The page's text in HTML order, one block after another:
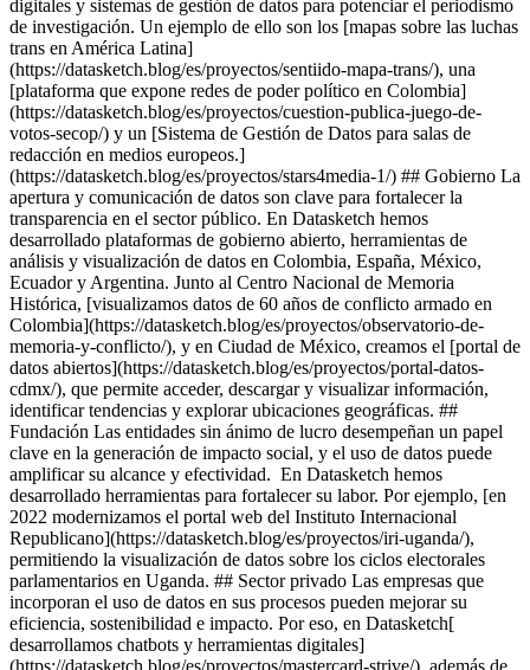
digitales y sistemas de gestión de datos para potenciar el periodismo
de investigación. Un ejemplo de ello son los [mapas sobre las luchas
trans en América Latina]
(https://datasketch.blog/es/proyectos/sentiido-mapa-trans/), una
[plataforma que expone redes de poder político en Colombia]
(https://datasketch.blog/es/proyectos/cuestion-publica-juego-de-
votos-secop/) y un [Sistema de Gestión de Datos para salas de
redacción en medios europeos.]
(https://datasketch.blog/es/proyectos/stars4media-1/) ## Gobierno La
apertura y comunicación de datos son clave para fortalecer la
transparencia en el sector público. En Datasketch hemos
desarrollado plataformas de gobierno abierto, herramientas de
análisis y visualización de datos en Colombia, España, México,
Ecuador y Argentina. Junto al Centro Nacional de Memoria
Histórica, [visualizamos datos de 60 años de conflicto armado en
Colombia](https://datasketch.blog/es/proyectos/observatorio-de-
memoria-y-conflicto/), y en Ciudad de México, creamos el [portal de
datos abiertos](https://datasketch.blog/es/proyectos/portal-datos-
cdmx/), que permite acceder, descargar y visualizar información,
identificar tendencias y explorar ubicaciones geográficas. ##
Fundación Las entidades sin ánimo de lucro desempeñan un papel
clave en la generación de impacto social, y el uso de datos puede
amplificar su alcance y efectividad. En Datasketch hemos
desarrollado herramientas para fortalecer su labor. Por ejemplo, [en
2022 modernizamos el portal web del Instituto Internacional
Republicano](https://datasketch.blog/es/proyectos/iri-uganda/),
permitiendo la visualización de datos sobre los ciclos electorales
parlamentarios en Uganda. ## Sector privado Las empresas que
incorporan el uso de datos en sus procesos pueden mejorar su
eficiencia, sostenibilidad e impacto. Por eso, en Datasketch[
desarrollamos chatbots y herramientas digitales]
(https://datasketch.blog/es/proyectos/mastercard-strive/), además de